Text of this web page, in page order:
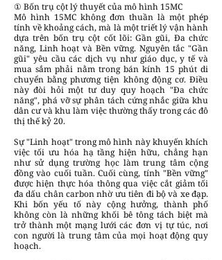
① Bốn trụ cột lý thuyết của mô hình 15MC
Mô hình 15MC không đơn thuần là một phép
tính về khoảng cách, mà là một triết lý vận hành
dựa trên bốn trụ cột cốt lõi: Gần gũi, Đa chức
năng, Linh hoạt và Bền vững. Nguyên tắc "Gần
gũi" yêu cầu các dịch vụ như giáo dục, y tế và
mua sắm phải nằm trong bán kính 15 phút di
chuyển bằng phương tiện không động cơ. Điều
này đòi hỏi một tư duy quy hoạch "Đa chức
năng", phá vỡ sự phân tách cứng nhắc giữa khu
dân cư và khu làm việc thường thấy trong các đô
thị thế kỷ 20.
Sự "Linh hoạt" trong mô hình này khuyến khích
việc tối ưu hóa hạ tầng hiện hữu, chẳng hạn
như sử dụng trường học làm trung tâm cộng
đồng vào cuối tuần. Cuối cùng, tính "Bền vững"
được hiện thực hóa thông qua việc cắt giảm tối
đa dấu chân carbon nhờ ưu tiên đi bộ và xe đạp.
Khi bốn yếu tố này cộng hưởng, thành phố
không còn là những khối bê tông tách biệt mà
trở thành một mạng lưới các đơn vị tự túc, nơi
con người là trung tâm của mọi hoạt động quy
hoạch.